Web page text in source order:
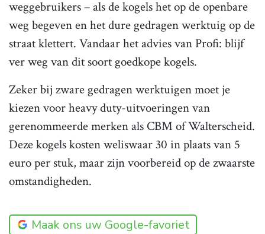
weggebruikers – als de kogels het op de openbare
weg begeven en het dure gedragen werktuig op de
straat klettert. Vandaar het advies van Profi: blijf
ver weg van dit soort goedkope kogels.
Zeker bij zware gedragen werktuigen moet je
kiezen voor heavy duty-uitvoeringen van
gerenommeerde merken als CBM of Walterscheid.
Deze kogels kosten weliswaar 30 in plaats van 5
euro per stuk, maar zijn voorbereid op de zwaarste
omstandigheden.
Maak ons uw Google-favoriet